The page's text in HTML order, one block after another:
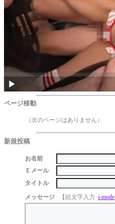
ページ移動
（次のページはありません）
新規投稿
お名前
Ｅメール
タイトル
メッセージ
【絵文字入力 i-mode